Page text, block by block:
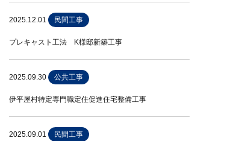
2025.12.01 民間工事
プレキャスト工法 K様邸新築工事
2025.09.30 公共工事
伊平屋村特定専門職定住促進住宅整備工事
2025.09.01 民間工事